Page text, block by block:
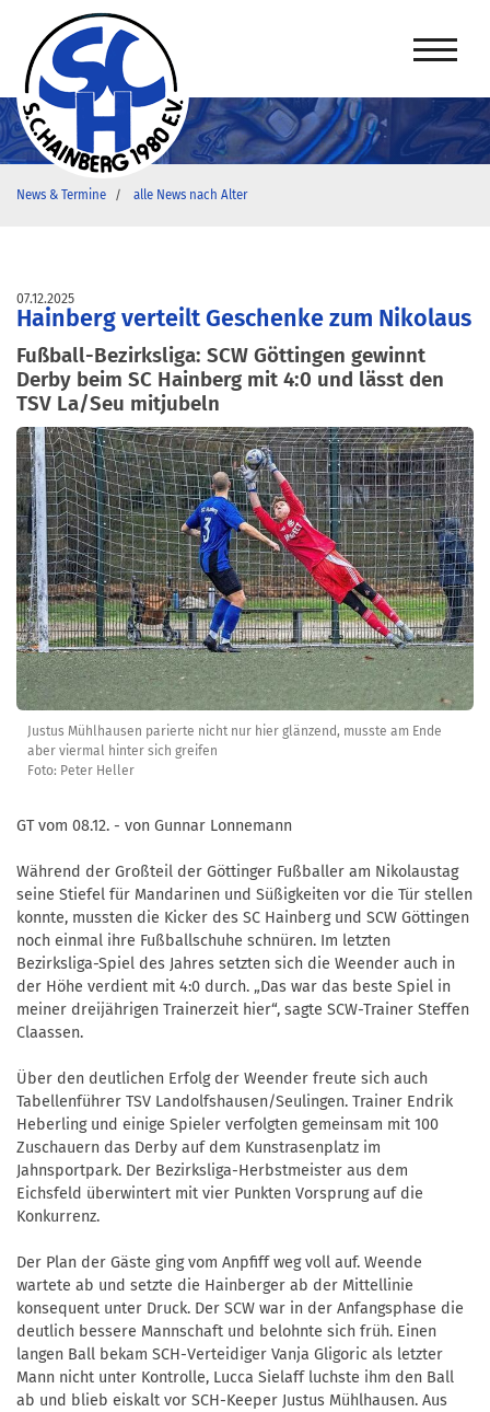
News & Termine alle News nach Alter
07.12.2025
Hainberg verteilt Geschenke zum Nikolaus
Fußball-Bezirksliga: SCW Göttingen gewinnt
Derby beim SC Hainberg mit 4:0 und lässt den
TSV La/Seu mitjubeln
Justus Mühlhausen parierte nicht nur hier glänzend, musste am Ende
aber viermal hinter sich greifen
Foto: Peter Heller
GT vom 08.12. - von Gunnar Lonnemann
Während der Großteil der Göttinger Fußballer am Nikolaustag
seine Stiefel für Mandarinen und Süßigkeiten vor die Tür stellen
konnte, mussten die Kicker des SC Hainberg und SCW Göttingen
noch einmal ihre Fußballschuhe schnüren. Im letzten
Bezirksliga-Spiel des Jahres setzten sich die Weender auch in
der Höhe verdient mit 4:0 durch. „Das war das beste Spiel in
meiner dreijährigen Trainerzeit hier“, sagte SCW-Trainer Steffen
Claassen.
Über den deutlichen Erfolg der Weender freute sich auch
Tabellenführer TSV Landolfshausen/Seulingen. Trainer Endrik
Heberling und einige Spieler verfolgten gemeinsam mit 100
Zuschauern das Derby auf dem Kunstrasenplatz im
Jahnsportpark. Der Bezirksliga-Herbstmeister aus dem
Eichsfeld überwintert mit vier Punkten Vorsprung auf die
Konkurrenz.
Der Plan der Gäste ging vom Anpfiff weg voll auf. Weende
wartete ab und setzte die Hainberger ab der Mittellinie
konsequent unter Druck. Der SCW war in der Anfangsphase die
deutlich bessere Mannschaft und belohnte sich früh. Einen
langen Ball bekam SCH-Verteidiger Vanja Gligoric als letzter
Mann nicht unter Kontrolle, Lucca Sielaff luchste ihm den Ball
ab und blieb eiskalt vor SCH-Keeper Justus Mühlhausen. Aus